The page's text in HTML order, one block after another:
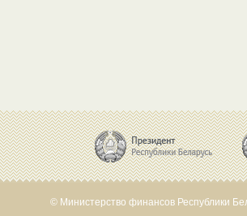
© Министерство финансов Республики